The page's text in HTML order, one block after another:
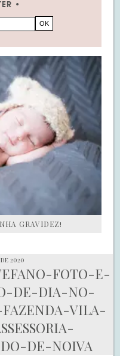
GRAVIDEZ!
2020
FOTO-E-
DE-DIA-NO-
VILA-
DE-NOIVA